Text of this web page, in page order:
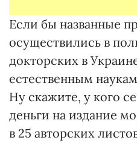
Если бы названные
осуществились в
докторских в
естественным
Ну скажите, у кого
деньги на издание
в 25 авторских